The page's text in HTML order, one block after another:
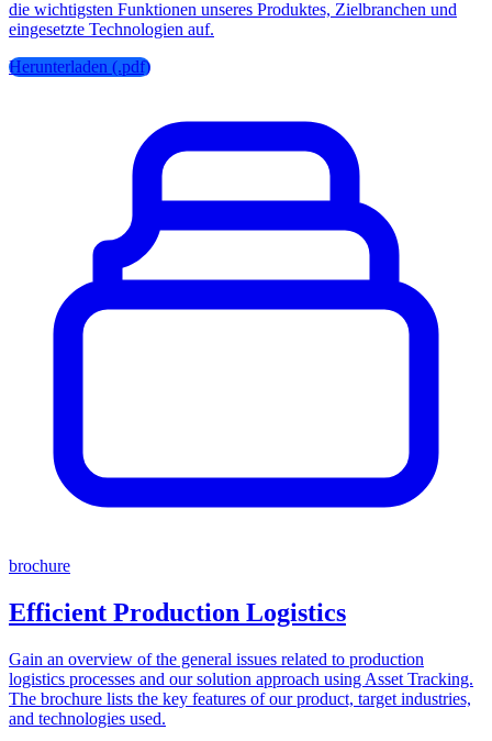
die wichtigsten Funktionen unseres Produktes, Zielbranchen und
eingesetzte Technologien auf.
Herunterladen (.pdf)
brochure
Efficient Production Logistics
Gain an overview of the general issues related to production
logistics processes and our solution approach using Asset Tracking.
The brochure lists the key features of our product, target industries,
and technologies used.